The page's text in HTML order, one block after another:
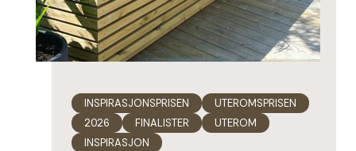
INSPIRASJONSPRISEN
UTEROMSPRISEN
2026
FINALISTER
UTEROM
INSPIRASJON